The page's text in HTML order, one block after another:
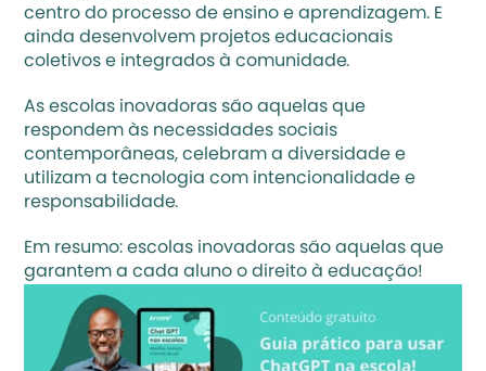
centro do processo de ensino e aprendizagem. E
ainda desenvolvem projetos educacionais
coletivos e integrados à comunidade.
As escolas inovadoras são aquelas que
respondem às necessidades sociais
contemporâneas, celebram a diversidade e
utilizam a tecnologia com intencionalidade e
responsabilidade.
Em resumo: escolas inovadoras são aquelas que
garantem a cada aluno o direito à educação!